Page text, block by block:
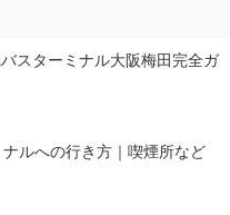
スターミナル大阪梅田完全ガ
ルへの行き方｜喫煙所など